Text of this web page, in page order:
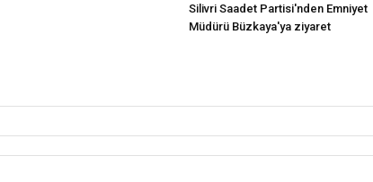
Silivri Saadet Partisi'nden Emniyet
Müdürü Büzkaya'ya ziyaret